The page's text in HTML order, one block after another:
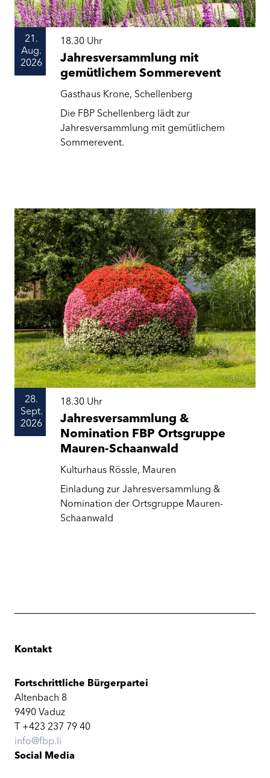
21.
Aug.
2026
18.30 Uhr
Jahresversammlung mit
gemütlichem Sommerevent
Gasthaus Krone, Schellenberg
Die FBP Schellenberg lädt zur
Jahresversammlung mit gemütlichem
Sommerevent.
28.
Sept.
2026
18.30 Uhr
Jahresversammlung &
Nomination FBP Ortsgruppe
Mauren-Schaanwald
Kulturhaus Rössle, Mauren
Einladung zur Jahresversammlung &
Nomination der Ortsgruppe Mauren-
Schaanwald
Kontakt
Fortschrittliche Bürgerpartei
Altenbach 8
9490 Vaduz
T +423 237 79 40
info@fbp.li
Social Media